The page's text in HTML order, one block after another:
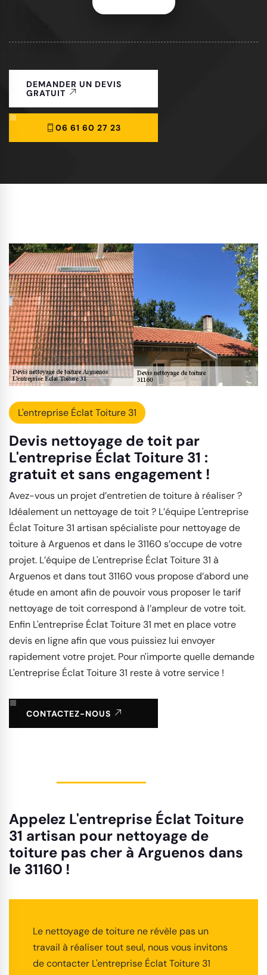
DEMANDER UN DEVIS
GRATUIT
06 61 60 27 23
L'entreprise Éclat Toiture 31
Devis nettoyage de toit par
L'entreprise Éclat Toiture 31 :
gratuit et sans engagement !
Avez-vous un projet d’entretien de toiture à réaliser ?
Idéalement un nettoyage de toit ? L’équipe L'entreprise
Éclat Toiture 31 artisan spécialiste pour nettoyage de
toiture à Arguenos et dans le 31160 s’occupe de votre
projet. L’équipe de L'entreprise Éclat Toiture 31 à
Arguenos et dans tout 31160 vous propose d’abord une
étude en amont afin de pouvoir vous proposer le tarif
nettoyage de toit correspond à l’ampleur de votre toit.
Enfin L'entreprise Éclat Toiture 31 met en place votre
devis en ligne afin que vous puissiez lui envoyer
rapidement votre projet. Pour n'importe quelle demande
L'entreprise Éclat Toiture 31 reste à votre service !
CONTACTEZ-NOUS
Appelez L'entreprise Éclat Toiture
31 artisan pour nettoyage de
toiture pas cher à Arguenos dans
le 31160 !
Le nettoyage de toiture ne révèle pas un
travail à réaliser tout seul, nous vous invitons
de contacter L'entreprise Éclat Toiture 31